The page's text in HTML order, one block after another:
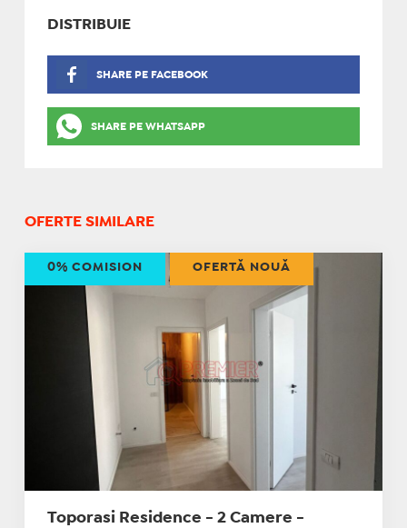
DISTRIBUIE
SHARE PE FACEBOOK
SHARE PE WHATSAPP
OFERTE SIMILARE
Toporasi Residence - 2 Camere -
0% COMISION OFERTĂ NOUĂ